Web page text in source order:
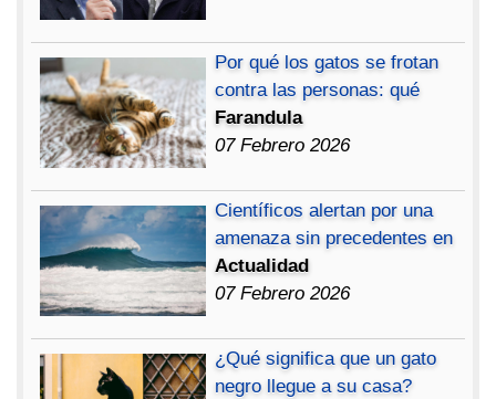
Por qué los gatos se frotan
contra las personas: qué
Farandula
07 Febrero 2026
Científicos alertan por una
amenaza sin precedentes en
Actualidad
07 Febrero 2026
¿Qué significa que un gato
negro llegue a su casa?